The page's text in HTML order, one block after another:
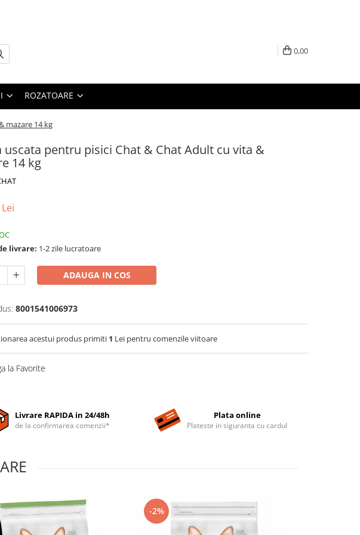
0,00
ROZATOARE
mazare 14 kg
uscata pentru pisici Chat & Chat Adult cu vita &
14 kg
livrare: 1-2 zile lucratoare
ADAUGA IN COS
8001541006973
acestui produs primiti 1 Lei pentru comenzile viitoare
la Favorite
Livrare RAPIDA in 24/48h
de la confirmarea comenzii*
Plata online
Plateste in siguranta cu cardul
-2%